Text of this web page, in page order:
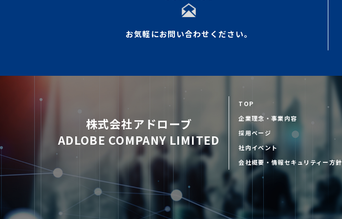
お気軽にお問い合わせください。
株式会社アドローブ
ADLOBE COMPANY LIMITED
TOP
企業理念・事業内容
採用ページ
社内イベント
会社概要・情報セキュリティー方針